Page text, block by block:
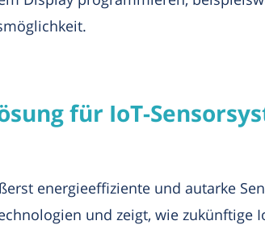
für IoT-
energieeffiziente und autarke
und zeigt, wie zukünftige